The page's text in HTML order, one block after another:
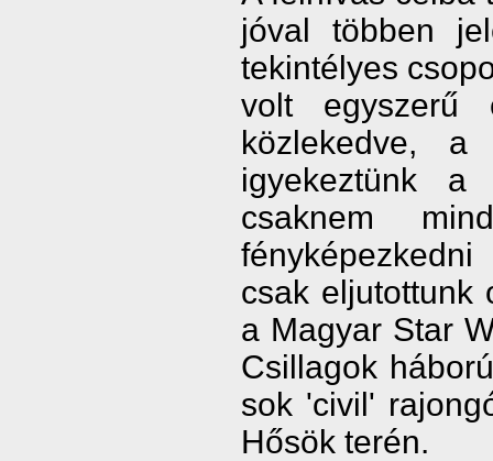
jóval többen
tekintélyes
volt egyszerű
közlekedve, a
igyekeztünk
csaknem
csak eljutottunk
a Magyar Star
Csillagok
sok 'civil'
Hősök terén.